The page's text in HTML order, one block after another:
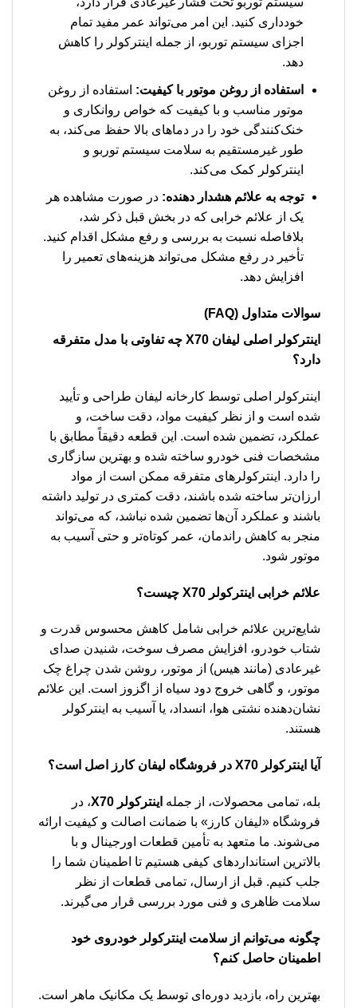
خودداری کنید. این امر می‌تواند عمر مفید تمام
اجزای سیستم توربو، از جمله اینترکولر را کاهش
دهد.
استفاده از روغن موتور با کیفیت: استفاده از روغن
موتور مناسب و با کیفیت که خواص روانکاری و
خنک‌کنندگی خود را در دماهای بالا حفظ می‌کند، به
طور غیرمستقیم به سلامت سیستم توربو و
اینترکولر کمک می‌کند.
توجه به علائم هشدار دهنده: در صورت مشاهده هر
یک از علائم خرابی که در بخش قبل ذکر شد،
بلافاصله نسبت به بررسی و رفع مشکل اقدام کنید.
تأخیر در رفع مشکل می‌تواند هزینه‌های تعمیر را
افزایش دهد.
سوالات متداول (FAQ)
اینترکولر اصلی لیفان X70 چه تفاوتی با مدل متفرقه
دارد؟
اینترکولر اصلی توسط کارخانه لیفان طراحی و تأیید
شده است و از نظر کیفیت مواد، دقت ساخت، و
عملکرد، تضمین شده است. این قطعه دقیقاً مطابق با
مشخصات فنی خودرو ساخته شده و بهترین سازگاری
را دارد. اینترکولرهای متفرقه ممکن است از مواد
ارزان‌تر ساخته شده باشند، دقت کمتری در تولید داشته
باشند و عملکرد آن‌ها تضمین شده نباشد، که می‌تواند
منجر به کاهش راندمان، عمر کوتاه‌تر و حتی آسیب به
موتور شود.
علائم خرابی اینترکولر X70 چیست؟
شایع‌ترین علائم خرابی شامل کاهش محسوس قدرت و
شتاب خودرو، افزایش مصرف سوخت، شنیدن صدای
غیرعادی (مانند هیس) از موتور، روشن شدن چراغ چک
موتور، و گاهی خروج دود سیاه از اگزوز است. این علائم
نشان‌دهنده نشتی هوا، انسداد، یا آسیب به اینترکولر
هستند.
آیا اینترکولر X70 در فروشگاه لیفان کارز اصل است؟
بله، تمامی محصولات، از جمله اینترکولر X70
، در
فروشگاه «لیفان کارز» با ضمانت اصالت و کیفیت ارائه
می‌شوند. ما متعهد به تأمین قطعات اورجینال و با
بالاترین استانداردهای کیفی هستیم تا اطمینان شما را
جلب کنیم. قبل از ارسال، تمامی قطعات از نظر
سلامت ظاهری و فنی مورد بررسی قرار می‌گیرند.
چگونه می‌توانم از سلامت اینترکولر خودروی خود
اطمینان حاصل کنم؟
بهترین راه، بازدید دوره‌ای توسط یک مکانیک ماهر است.